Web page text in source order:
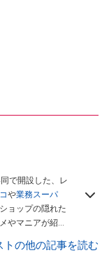
で開設した、レ
や業務スーパ
ョップの隠れた
やマニアが紹介
す。毎日トレン
トの他の記事を読む